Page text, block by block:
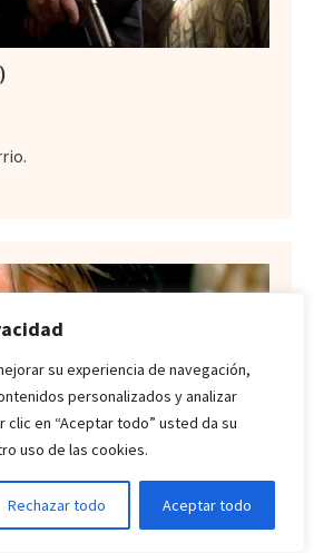
su experiencia de navegación,
personalizados y analizar
clic en “Aceptar todo” usted da su
uso de las cookies.
Rechazar todo Aceptar todo